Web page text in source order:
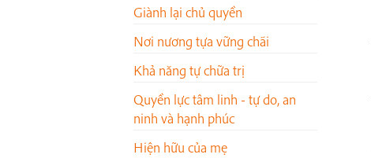
Giành lại chủ quyền
Nơi nương tựa vững chãi
Khả năng tự chữa trị
Quyền lực tâm linh - tự do, an
ninh và hạnh phúc
Hiện hữu của mẹ